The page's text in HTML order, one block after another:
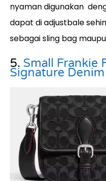
nyaman digunakan
dapat di adjustbale
sebagai sling bag
5. Small Frankie
Signature